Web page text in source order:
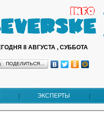
8 АВГУСТА , СУББОТА
ПОДЕЛИТЬСЯ…
ЭКСПЕРТЫ